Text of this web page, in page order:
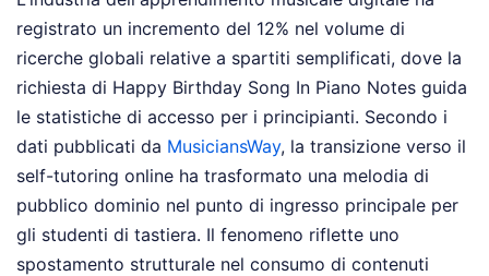
registrato un incremento del 12% nel volume di
ricerche globali relative a spartiti semplificati, dove la
richiesta di Happy Birthday Song In Piano Notes guida
le statistiche di accesso per i principianti. Secondo i
dati pubblicati da MusiciansWay, la transizione verso il
self-tutoring online ha trasformato una melodia di
pubblico dominio nel punto di ingresso principale per
gli studenti di tastiera. Il fenomeno riflette uno
spostamento strutturale nel consumo di contenuti